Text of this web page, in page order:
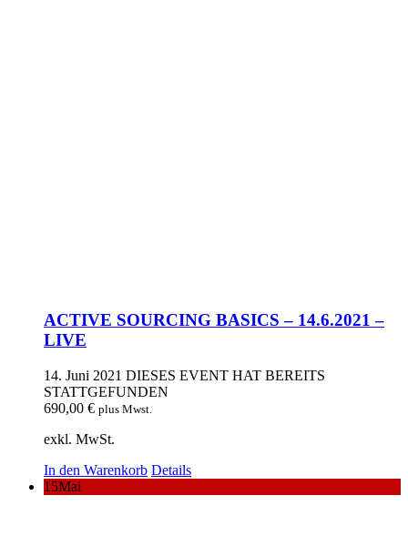
ACTIVE SOURCING BASICS – 14.6.2021 –
LIVE
14. Juni 2021 DIESES EVENT HAT BEREITS
STATTGEFUNDEN
690,00 € plus Mwst.
exkl. MwSt.
In den Warenkorb Details
15Mai